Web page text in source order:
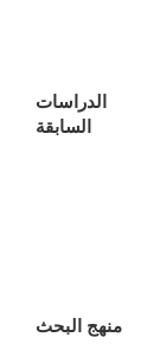
الدراسات
السابقة
منهج البحث